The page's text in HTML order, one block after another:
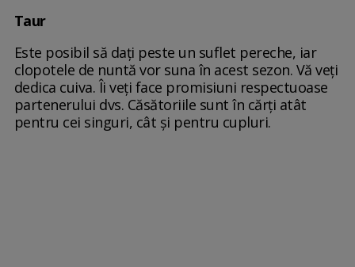
Taur
Este posibil să dați peste un suflet pereche, iar
clopotele de nuntă vor suna în acest sezon. Vă veți
dedica cuiva. Îi veți face promisiuni respectuoase
partenerului dvs. Căsătoriile sunt în cărți atât
pentru cei singuri, cât și pentru cupluri.